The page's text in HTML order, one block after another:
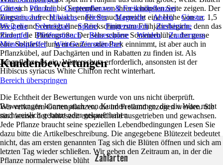
, die sich von Juli bis September von ihrer schönsten Seite zeigen. Der
langsam, aufrecht wachsender Strauch erreicht eine Höhe von ca. 1,5
bis 2 m und verträgt einen Rückschnitt zum Frühjahrsbeginn, denn das
fördert die Blütengröße. Der sehr schöne Sommerblüher, der gerne
eine Solitärstellung in Garten oder Park einnimmt, ist aber auch in
Pflanzkübel, auf Dachgärten und in Rabatten zu finden ist. Als
Jungpflanze ist ein Winterschutz erforderlich, ansonsten ist der
Hibiscus syriacus White Chiffon recht winterhart.
Wir verkaufen Gartenpflanzen, die im Freiland gezogen werden. Sie
sind immer der Jahreszeit entsprechend ausgetrieben und gewachsen.
Jede Pflanze braucht seine speziellen Lebendbedingungen Lesen Sie
dazu bitte die Artikelbeschreibung. Die angegebene Blütezeit bedeutet
nicht, das am ersten genannten Tag sich die Blüten öffnen und sich am
letzten Tag wieder schließen. Wir geben den Zeitraum an, in der die
Pflanze normalerweise blüht
Garten
Pflanzen
Gartenpflanzen & Freilandpflanzen
Ziersträucher
Hibiskus Flieder Magnolie Ahorn
Ginster
Weigelie
Schneeball Spiere Fingerstrauch
Zierkirsche
Zierapfel
Pfeifenstrauch Blasenspiere Weiden
Zaubernuss
Mönchspfeffer
Weitere Ziersträucher
Kundenbewertungen
Bereich überspringen
Die Echtheit der Bewertungen wurde von uns nicht überprüft.
Bewertungen können auch von Kunden stammen, die die Ware nicht
nachweislich genutzt oder gekauft haben.
Zahlarten